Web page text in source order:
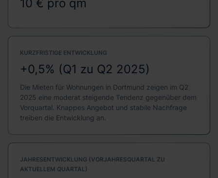
10 € pro qm
KURZFRISTIGE ENTWICKLUNG
+0,5% (Q1 zu Q2 2025)
Die Mieten für Wohnungen in Dortmund zeigen im Q2
2025 eine moderat steigende Tendenz gegenüber dem
Vorquartal. Knappes Angebot und stabile Nachfrage
treiben die Entwicklung an.
JAHRESENTWICKLUNG (VORJAHRESQUARTAL ZU
AKTUELLEM QUARTAL)